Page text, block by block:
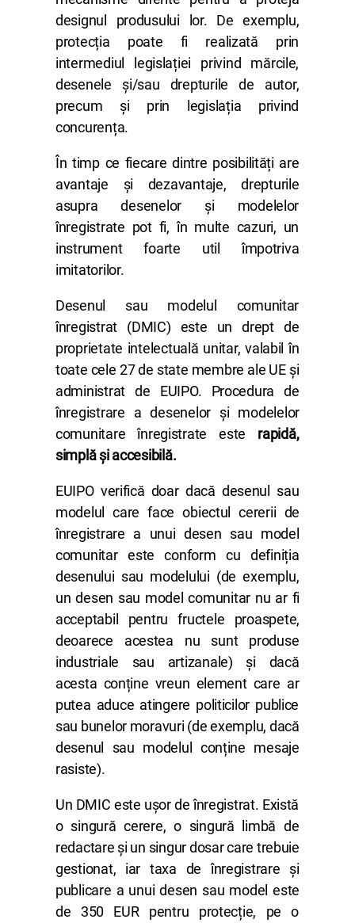
designul produsului lor. De exemplu,
protecția poate fi realizată prin
intermediul legislației privind mărcile,
desenele și/sau drepturile de autor,
precum și prin legislația privind
concurența.
În timp ce fiecare dintre posibilități are
avantaje și dezavantaje, drepturile
asupra desenelor și modelelor
înregistrate pot fi, în multe cazuri, un
instrument foarte util împotriva
imitatorilor.
Desenul sau modelul comunitar
înregistrat (DMIC) este un drept de
proprietate intelectuală unitar, valabil în
toate cele 27 de state membre ale UE și
administrat de EUIPO. Procedura de
înregistrare a desenelor și modelelor
comunitare înregistrate este rapidă,
simplă și accesibilă.
EUIPO verifică doar dacă desenul sau
modelul care face obiectul cererii de
înregistrare a unui desen sau model
comunitar este conform cu definiția
desenului sau modelului (de exemplu,
un desen sau model comunitar nu ar fi
acceptabil pentru fructele proaspete,
deoarece acestea nu sunt produse
industriale sau artizanale) și dacă
acesta conține vreun element care ar
putea aduce atingere politicilor publice
sau bunelor moravuri (de exemplu, dacă
desenul sau modelul conține mesaje
rasiste).
Un DMIC este ușor de înregistrat. Există
o singură cerere, o singură limbă de
redactare și un singur dosar care trebuie
gestionat, iar taxa de înregistrare și
publicare a unui desen sau model este
de 350 EUR pentru protecție, pe o